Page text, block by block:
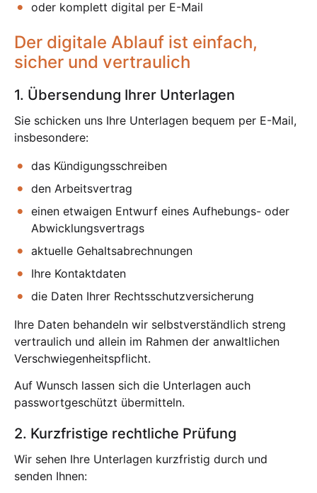
oder komplett digital per E-Mail
Der digitale Ablauf ist einfach,
sicher und vertraulich
1. Übersendung Ihrer Unterlagen
Sie schicken uns Ihre Unterlagen bequem per E-Mail,
insbesondere:
das Kündigungsschreiben
den Arbeitsvertrag
einen etwaigen Entwurf eines Aufhebungs- oder
Abwicklungsvertrags
aktuelle Gehaltsabrechnungen
Ihre Kontaktdaten
die Daten Ihrer Rechtsschutzversicherung
Ihre Daten behandeln wir selbstverständlich streng
vertraulich und allein im Rahmen der anwaltlichen
Verschwiegenheitspflicht.
Auf Wunsch lassen sich die Unterlagen auch
passwortgeschützt übermitteln.
2. Kurzfristige rechtliche Prüfung
Wir sehen Ihre Unterlagen kurzfristig durch und
senden Ihnen: